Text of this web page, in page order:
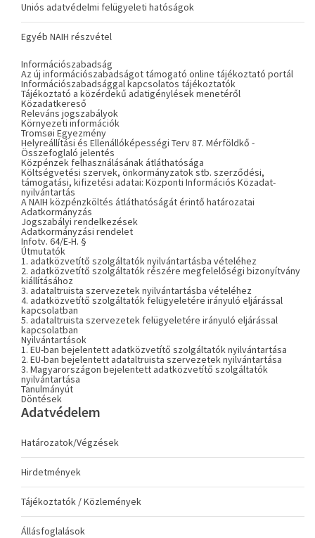
Uniós adatvédelmi felügyeleti hatóságok
Egyéb NAIH részvétel
Információszabadság
Az új információszabadságot támogató online tájékoztató portál
Információszabadsággal kapcsolatos tájékoztatók
Tájékoztató a közérdekű adatigénylések menetéről
Közadatkereső
Releváns jogszabályok
Környezeti információk
Tromsøi Egyezmény
Helyreállítási és Ellenállóképességi Terv 87. Mérföldkő -
Összefoglaló jelentés
Közpénzek felhasználásának átláthatósága
Költségvetési szervek, önkormányzatok stb. szerződési,
támogatási, kifizetési adatai: Központi Információs Közadat-
nyilvántartás
A NAIH közpénzköltés átláthatóságát érintő határozatai
Adatkormányzás
Jogszabályi rendelkezések
Adatkormányzási rendelet
Infotv. 64/E-H. §
Útmutatók
1. adatközvetítő szolgáltatók nyilvántartásba vételéhez
2. adatközvetítő szolgáltatók részére megfelelőségi bizonyítvány
kiállításához
3. adataltruista szervezetek nyilvántartásba vételéhez
4. adatközvetítő szolgáltatók felügyeletére irányuló eljárással
kapcsolatban
5. adataltruista szervezetek felügyeletére irányuló eljárással
kapcsolatban
Nyilvántartások
1. EU-ban bejelentett adatközvetítő szolgáltatók nyilvántartása
2. EU-ban bejelentett adataltruista szervezetek nyilvántartása
3. Magyarországon bejelentett adatközvetítő szolgáltatók
nyilvántartása
Tanulmányút
Döntések
Adatvédelem
Határozatok/Végzések
Hirdetmények
Tájékoztatók / Közlemények
Állásfoglalások